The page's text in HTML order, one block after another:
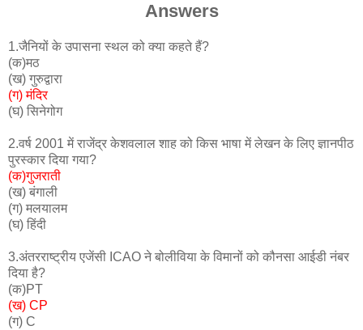
Answers
1.जैनियों के उपासना स्थल को क्या कहते हैं?
(क)मठ
(ख) गुरुद्वारा
(ग) मंदिर
(घ) सिनेगोग
2.वर्ष 2001 में राजेंद्र केशवलाल शाह को किस भाषा में लेखन के लिए ज्ञानपीठ
पुरस्कार दिया गया?
(क)गुजराती
(ख) बंगाली
(ग) मलयालम
(घ) हिंदी
3.अंतरराष्ट्रीय एजेंसी ICAO ने बोलीविया के विमानों को कौनसा आईडी नंबर
दिया है?
(क)PT
(ख) CP
(ग) C